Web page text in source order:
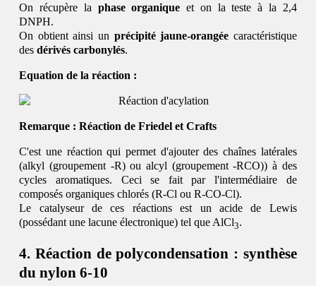
On récupère la phase organique et on la teste à la 2,4
DNPH.
On obtient ainsi un précipité jaune-orangée caractéristique
desdérivés carbonylés.
Equation de la réaction :
Remarque : Réaction de Friedel et Crafts
C'est une réaction qui permet d'ajouter des chaînes latérales
(alkyl (groupement -R) ou alcyl (groupement -RCO)) à des
cycles aromatiques. Ceci se fait par l'intermédiaire de
composés organiques chlorés (R-Cl ou R-CO-Cl).
Le catalyseur de ces réactions est un acide de Lewis
(possédant une lacune électronique) tel que AlCl3.
Réaction de polycondensation : synthèse
du nylon 6-10